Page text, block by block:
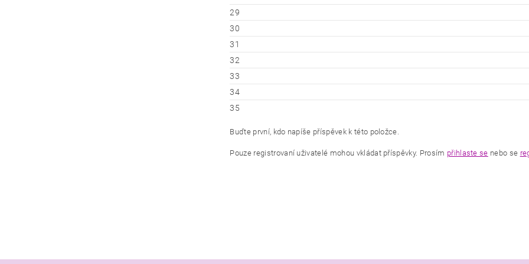
29
30
31
32
33
34
35
Buďte první, kdo napíše příspěvek k této položce.
Pouze registrovaní uživatelé mohou vkládat příspěvky. Prosím přihlaste se nebo se